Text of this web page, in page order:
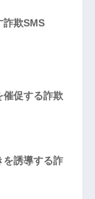
欺SMS
促する詐欺
誘導する詐